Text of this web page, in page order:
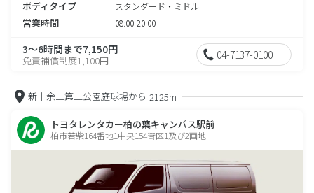
ボディタイプ スタンダード・ミドル
営業時間 08:00-20:00
3～6時間まで7,150円
免責補償制度1,100円 04-7137-0100
新十余二第二公園庭球場から 2125m
トヨタレンタカー柏の葉キャンパス駅前
柏市若柴164番地1中央154街区1及び2画地